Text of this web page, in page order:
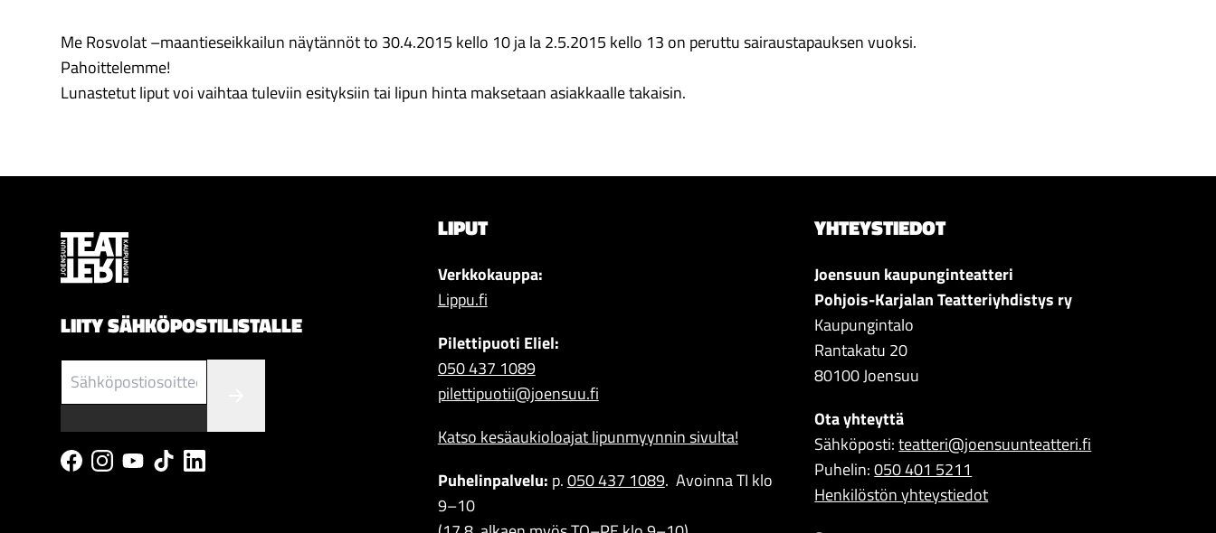
Me Rosvolat –maantieseikkailun näytännöt to 30.4.2015 kello 10 ja la 2.5.2015 kello 13 on peruttu sairaustapauksen vuoksi.
Pahoittelemme!
Lunastetut liput voi vaihtaa tuleviin esityksiin tai lipun hinta maksetaan asiakkaalle takaisin.
LIITY SÄHKÖPOSTILISTALLE
LIPUT
Verkkokauppa:
Lippu.fi
Pilettipuoti Eliel:
050 437 1089
pilettipuotii@joensuu.fi
Katso kesäaukioloajat lipunmyynnin sivulta!
Puhelinpalvelu: p.050 437 1089. Avoinna TI klo
9–10
YHTEYSTIEDOT
Joensuun kaupunginteatteri
Pohjois-Karjalan Teatteriyhdistys ry
Kaupungintalo
Rantakatu 20
80100 Joensuu
Ota yhteyttä
Sähköposti:teatteri@joensuunteatteri.fi
Puhelin:050 401 5211
Henkilöstön yhteystiedot